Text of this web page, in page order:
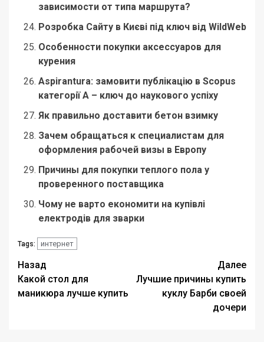
зависимости от типа маршрута?
Розробка Сайту в Києві під ключ від WildWeb
Особенности покупки аксессуаров для
курения
Aspirantura: замовити публікацію в Scopus
категорії А – ключ до наукового успіху
Як правильно доставити бетон взимку
Зачем обращаться к специалистам для
оформления рабочей визы в Европу
Причины для покупки теплого пола у
проверенного поставщика
Чому не варто економити на купівлі
електродів для зварки
Tags: интернет
Навигация
записи
Назад
Какой стол для
маникюра лучше купить
Далее
Лучшие причины купить
куклу Барби своей
дочери